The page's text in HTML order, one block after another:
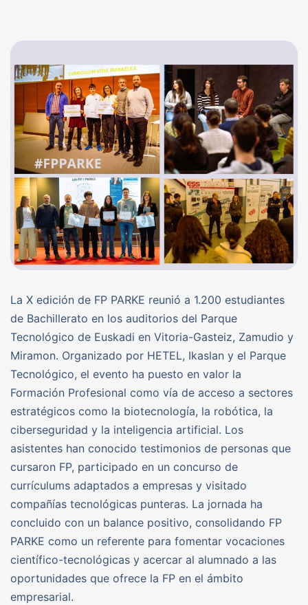
La X edición de FP PARKE reunió a 1.200 estudiantes
de Bachillerato en los auditorios del Parque
Tecnológico de Euskadi en Vitoria-Gasteiz, Zamudio y
Miramon. Organizado por HETEL, Ikaslan y el Parque
Tecnológico, el evento ha puesto en valor la
Formación Profesional como vía de acceso a sectores
estratégicos como la biotecnología, la robótica, la
ciberseguridad y la inteligencia artificial. Los
asistentes han conocido testimonios de personas que
cursaron FP, participado en un concurso de
currículums adaptados a empresas y visitado
compañías tecnológicas punteras. La jornada ha
concluido con un balance positivo, consolidando FP
PARKE como un referente para fomentar vocaciones
científico-tecnológicas y acercar al alumnado a las
oportunidades que ofrece la FP en el ámbito
empresarial.